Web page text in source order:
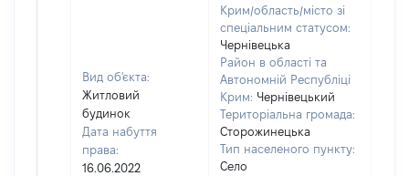
Вид об'єкта:
Житловий
будинок
Дата набуття
права:
16.06.2022
Крим/область/місто зі
спеціальним статусом:
Чернівецька
Район в області та
Автономній Республіці
Крим: Чернівецький
Територіальна громада:
Сторожинецька
Тип населеного пункту:
Село